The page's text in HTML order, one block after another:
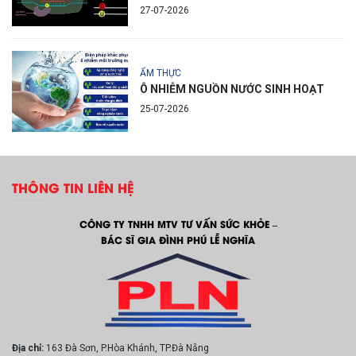
27-07-2026
ẨM THỰC
Ô NHIỄM NGUỒN NƯỚC SINH HOẠT
25-07-2026
THÔNG TIN LIÊN HỆ
CÔNG TY TNHH MTV TƯ VẤN SỨC KHỎE –
BÁC SĨ GIA ĐÌNH PHÚ LỄ NGHĨA
Địa chỉ: 163 Đà Sơn, P.Hòa Khánh, TP.Đà Nẵng